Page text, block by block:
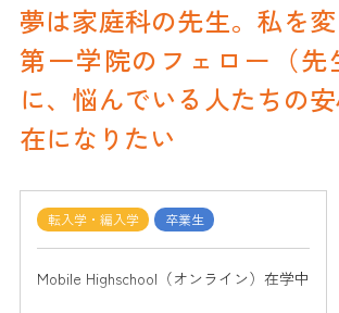
夢は家庭科の先生。私を
第一学院のフェロー（先
に、悩んでいる人たちの
在になりたい
転入学・編入学 卒業生
Mobile Highschool（オンライン）在学中